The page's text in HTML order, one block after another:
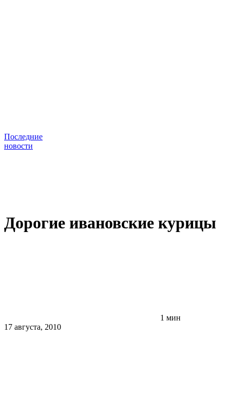
Последние
новости
Дорогие ивановские курицы
1 мин
17 августа, 2010